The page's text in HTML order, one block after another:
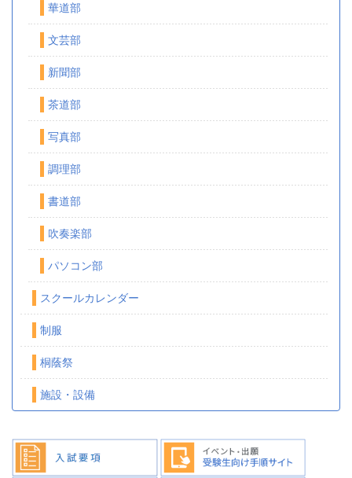
華道部
文芸部
新聞部
茶道部
写真部
調理部
書道部
吹奏楽部
パソコン部
スクールカレンダー
制服
桐蔭祭
施設・設備